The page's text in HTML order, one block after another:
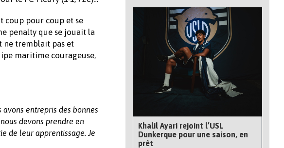
coup pour coup et se
penalty que se jouait la
tremblait pas et
maritime courageuse,
avons entrepris des bonnes
devons prendre en
de leur apprentissage. Je
Khalil Ayari rejoint l’USL
Dunkerque pour une saison, en
prêt